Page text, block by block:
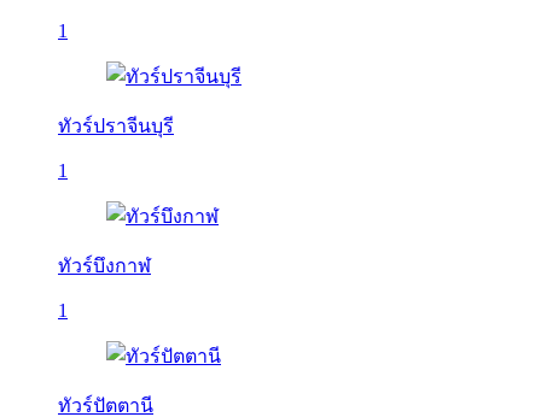
1
ทัวร์ปราจีนบุรี
1
ทัวร์บึงกาฬ
1
ทัวร์ปัตตานี